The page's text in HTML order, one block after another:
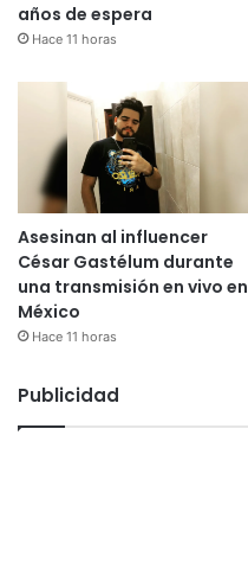
años de espera
Hace 11 horas
Asesinan al influencer
César Gastélum durante
una transmisión en vivo en
México
Hace 11 horas
Publicidad